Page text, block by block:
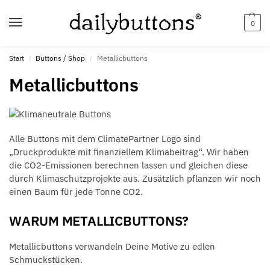
0
Start / Buttons / Shop / Metallicbuttons
Metallicbuttons
Alle Buttons mit dem ClimatePartner Logo sind
„Druckprodukte mit finanziellem Klimabeitrag“. Wir haben
die CO2-Emissionen berechnen lassen und gleichen diese
durch Klimaschutzprojekte aus. Zusätzlich pflanzen wir noch
einen Baum für jede Tonne CO2.
WARUM METALLICBUTTONS?
Metallicbuttons verwandeln Deine Motive zu edlen
Schmuckstücken.